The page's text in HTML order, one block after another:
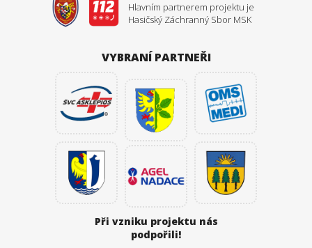
Hlavním partnerem projektu je
Hasičský Záchranný Sbor MSK
VYBRANÍ PARTNEŘI
Při vzniku projektu nás
podpořili!